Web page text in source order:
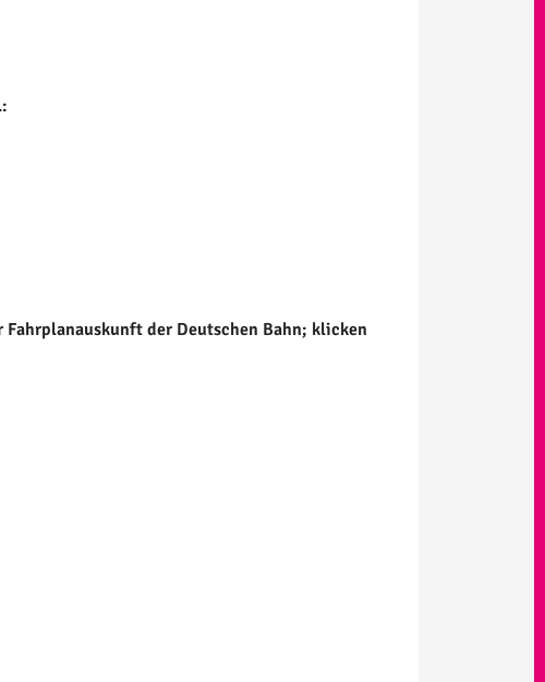
Fahrplanauskunft der Deutschen Bahn; klicken